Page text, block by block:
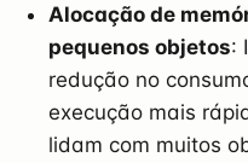
Alocação de
pequenos objetos:
redução no
execução mais
lidam com muitos